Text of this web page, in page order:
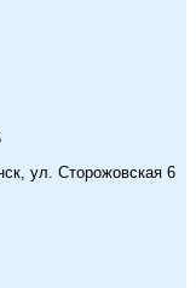
ул. Сторожовская 6